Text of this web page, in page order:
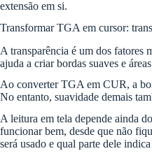
extensão em si.
Transformar TGA em cursor:
A transparência é um dos fatores
ajuda a criar bordas suaves e
Ao converter TGA em CUR, a
No entanto, suavidade demais
A leitura em tela depende ainda
funcionar bem, desde que não
será usado e qual parte dele